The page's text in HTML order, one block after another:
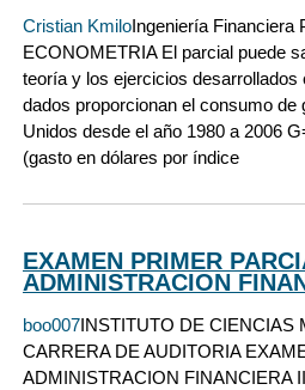
Cristian KmiloIngeniería Financiera
ECONOMETRIA El parcial puede
teoría y los ejercicios desarrollados
dados proporcionan el consumo de
Unidos desde el año 1980 a 2006
(gasto en dólares por índice
EXAMEN PRIMER
ADMINISTRACION
boo007INSTITUTO DE CIENCIAS
CARRERA DE AUDITORIA
ADMINISTRACION FINANCIERA